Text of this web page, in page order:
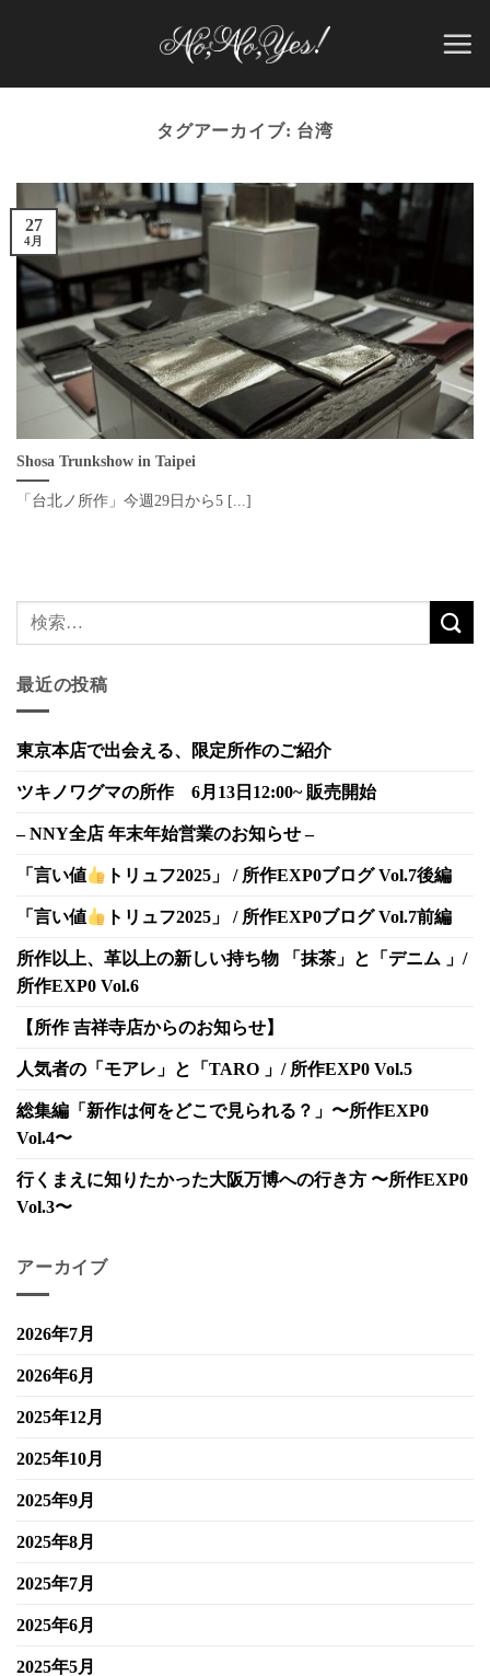
タグアーカイブ: 台湾
Shosa Trunkshow in Taipei
「台北ノ所作」今週29日から5 [...]
27
4月
最近の投稿
東京本店で出会える、限定所作のご紹介
ツキノワグマの所作 6月13日12:00~ 販売開始
– NNY全店 年末年始営業のお知らせ –
「言い値 トリュフ2025」 / 所作EXP0ブログ Vol.7後編
「言い値 トリュフ2025」 / 所作EXP0ブログ Vol.7前編
所作以上、革以上の新しい持ち物 「抹茶」と「デニム 」/
所作EXP0 Vol.6
【所作 吉祥寺店からのお知らせ】
人気者の「モアレ」と「TARO 」/ 所作EXP0 Vol.5
総集編「新作は何をどこで見られる？」〜所作EXP0
Vol.4〜
行くまえに知りたかった大阪万博への行き方 〜所作EXP0
Vol.3〜
アーカイブ
2026年7月
2026年6月
2025年12月
2025年10月
2025年9月
2025年8月
2025年7月
2025年6月
2025年5月